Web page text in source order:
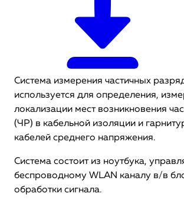
Система измерения частичных
используется для определения,
локализации мест возникновения
(ЧР) в кабельной изоляции и
кабелей среднего напряжения.
Система состоит из ноутбука,
беспроводному WLAN каналу в/в
обработки сигнала.